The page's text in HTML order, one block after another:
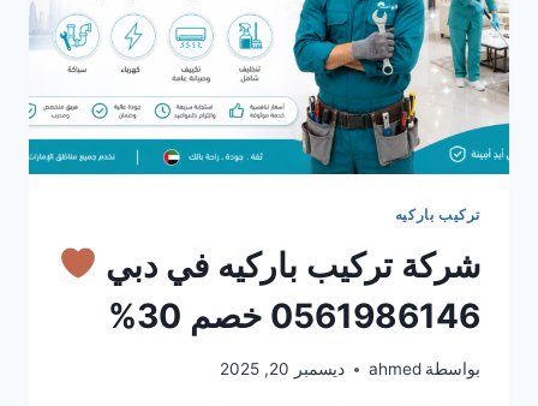
تركيب باركيه
شركة تركيب باركيه في دبي
0561986146 خصم 30%
بواسطة ahmed ديسمبر 20, 2025